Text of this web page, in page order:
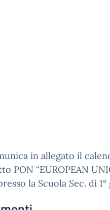
in allegato il
PON “EUROPEAN
la Scuola Sec. di